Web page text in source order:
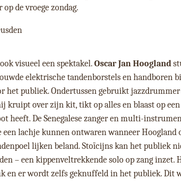
de vroege zondag.
visueel een spektakel.Oscar Jan Hoogland
elektrische tandenborstels en handboren
het publiek. Ondertussen gebruikt jazzdrummer
over zijn kit, tikt op alles en blaast op een
heeft. De Senegalese zanger en multi-
lachje kunnen ontwaren wanneer Hoogland
lijken beland. Stoïcijns kan het publiek
– een kippenveltrekkende solo op zang inzet.
en er wordt zelfs geknuffeld in het publiek. Dit